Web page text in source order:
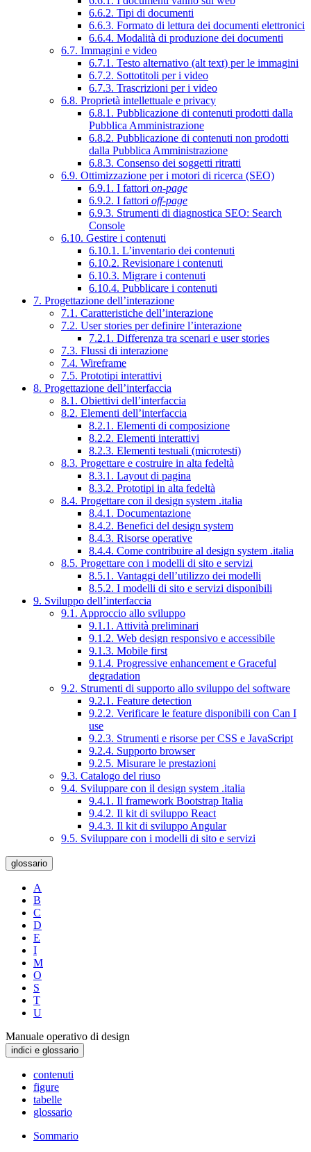
6.6.2. Tipi di documenti
6.6.3. Formato di lettura dei documenti elettronici
6.6.4. Modalità di produzione dei documenti
6.7. Immagini e video
6.7.1. Testo alternativo (alt text) per le immagini
6.7.2. Sottotitoli per i video
6.7.3. Trascrizioni per i video
6.8. Proprietà intellettuale e privacy
6.8.1. Pubblicazione di contenuti prodotti dalla
Pubblica Amministrazione
6.8.2. Pubblicazione di contenuti non prodotti
dalla Pubblica Amministrazione
6.8.3. Consenso dei soggetti ritratti
6.9. Ottimizzazione per i motori di ricerca (SEO)
6.9.1. I fattori on-page
6.9.2. I fattori off-page
6.9.3. Strumenti di diagnostica SEO: Search
Console
6.10. Gestire i contenuti
6.10.1. L’inventario dei contenuti
6.10.2. Revisionare i contenuti
6.10.3. Migrare i contenuti
6.10.4. Pubblicare i contenuti
7. Progettazione dell’interazione
7.1. Caratteristiche dell’interazione
7.2. User stories per definire l’interazione
7.2.1. Differenza tra scenari e user stories
7.3. Flussi di interazione
7.4. Wireframe
7.5. Prototipi interattivi
8. Progettazione dell’interfaccia
8.1. Obiettivi dell’interfaccia
8.2. Elementi dell’interfaccia
8.2.1. Elementi di composizione
8.2.2. Elementi interattivi
8.2.3. Elementi testuali (microtesti)
8.3. Progettare e costruire in alta fedeltà
8.3.1. Layout di pagina
8.3.2. Prototipi in alta fedeltà
8.4. Progettare con il design system .italia
8.4.1. Documentazione
8.4.2. Benefici del design system
8.4.3. Risorse operative
8.4.4. Come contribuire al design system .italia
8.5. Progettare con i modelli di sito e servizi
8.5.1. Vantaggi dell’utilizzo dei modelli
8.5.2. I modelli di sito e servizi disponibili
9. Sviluppo dell’interfaccia
9.1. Approccio allo sviluppo
9.1.1. Attività preliminari
9.1.2. Web design responsivo e accessibile
9.1.3. Mobile first
9.1.4. Progressive enhancement e Graceful
degradation
9.2. Strumenti di supporto allo sviluppo del software
9.2.1. Feature detection
9.2.2. Verificare le feature disponibili con Can I
use
9.2.3. Strumenti e risorse per CSS e JavaScript
9.2.4. Supporto browser
9.2.5. Misurare le prestazioni
9.3. Catalogo del riuso
9.4. Sviluppare con il design system .italia
9.4.1. Il framework Bootstrap Italia
9.4.2. Il kit di sviluppo React
9.4.3. Il kit di sviluppo Angular
9.5. Sviluppare con i modelli di sito e servizi
glossario
A
B
C
D
E
I
M
O
S
T
U
Manuale operativo di design
indici e glossario
contenuti
figure
tabelle
glossario
Sommario